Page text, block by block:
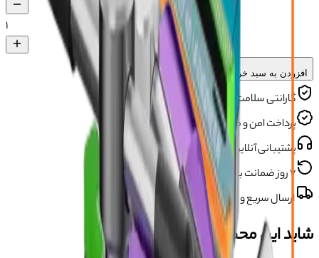
۱
افزودن به سبد خرید
گارانتی سلامت محصول
پرداخت امن و مطمئن
پشتیبانی آنلاین و تلفنی
۷ روز ضمانت بازگشت
ارسال سریع و مطمئن
شاید این محصولات را بپسندید